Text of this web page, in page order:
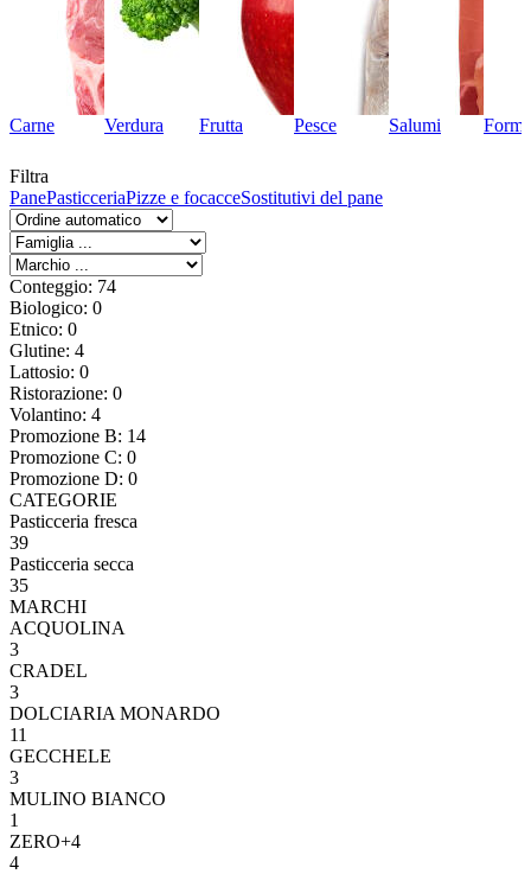
Carne Verdura Frutta Pesce Salumi
Filtra
PanePasticceriaPizze e focacceSostitutivi del pane
Conteggio: 74
Biologico: 0
Etnico: 0
Glutine: 4
Lattosio: 0
Ristorazione: 0
Volantino: 4
Promozione B: 14
Promozione C: 0
Promozione D: 0
CATEGORIE
Pasticceria fresca
39
Pasticceria secca
35
MARCHI
ACQUOLINA
3
CRADEL
3
DOLCIARIA MONARDO
11
GECCHELE
3
MULINO BIANCO
1
ZERO+4
4